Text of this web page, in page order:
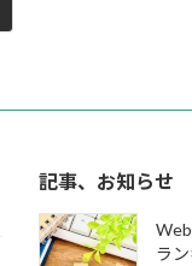
記事、お知らせ
ラ